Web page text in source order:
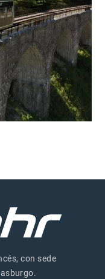
con sede